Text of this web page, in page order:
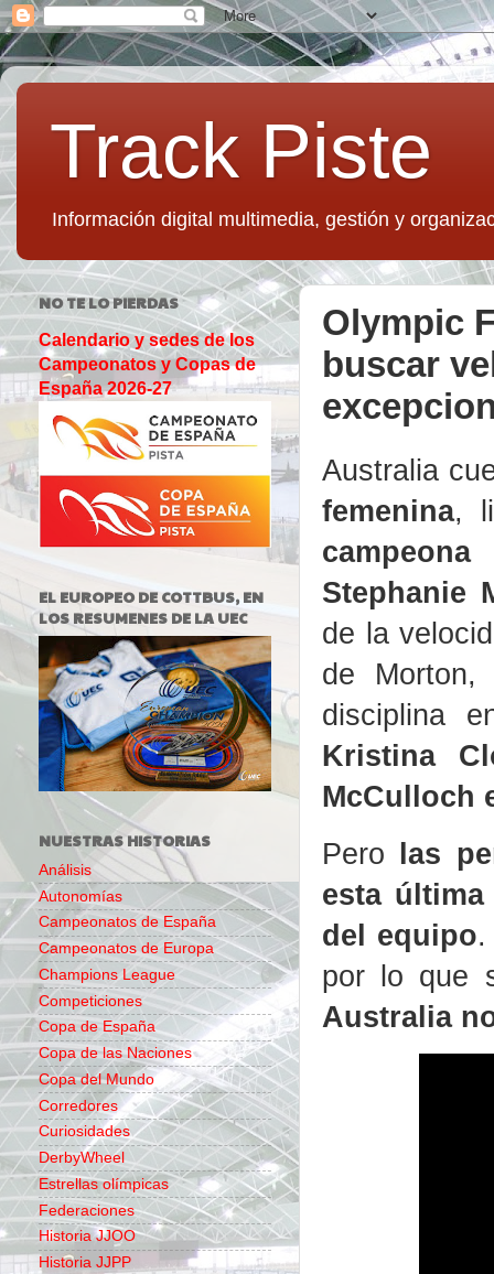
Track Piste
Información digital multimedia, gestión y
Olympic
buscar
Australia
femenina,
Stephanie
de la
de Morton,
disciplina
Kristina
McCulloch
Pero las
esta
del equipo
por lo que
Australia
NO TE LO PIERDAS
Calendario y sedes de los
Campeonatos y Copas de
España 2026-27
EL EUROPEO DE COTTBUS, EN
LOS RESUMENES DE LA UEC
NUESTRAS HISTORIAS
Análisis
Autonomías
Campeonatos de España
Campeonatos de Europa
Champions League
Competiciones
Copa de España
Copa de las Naciones
Copa del Mundo
Corredores
Curiosidades
DerbyWheel
Estrellas olímpicas
Federaciones
Historia JJOO
Historia JJPP